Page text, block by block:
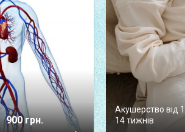
900 грн.
Акушерство від
14 тижнів